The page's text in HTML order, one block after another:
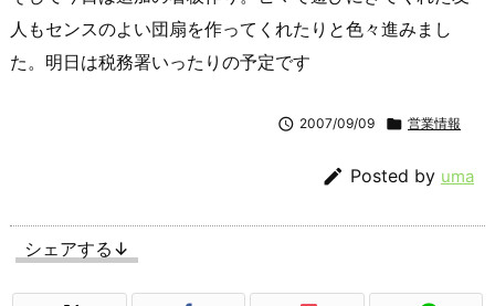
人もセンスのよい団扇を作ってくれたりと色々進みまし
た。明日は税務署いったりの予定です
 2007/09/09  営業情報
 Posted by uma
シェアする↓